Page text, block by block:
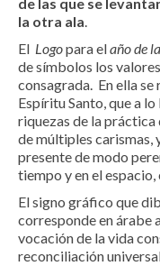
la otra ala.
El Logopara elaño de
de símbolos los
consagrada. En ella
Espíritu Santo, que a
riquezas de la práctica
de múltiples carismas,
presente de modo
tiempo y en el
El signo gráfico que
corresponde en árabe
vocación de la vida
reconciliación